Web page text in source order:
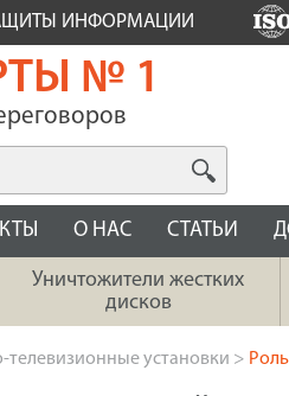
ИНФОРМАЦИИ
№ 1
О НАС СТАТЬИ
Уничтожители жестких
дисков
телевизионные установки >